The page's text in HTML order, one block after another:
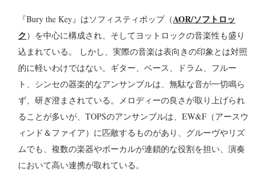
『Bury the Key』はソフィスティポップ（AOR/ソフトロッ
ク ）を中心に構成され、そしてヨットロックの音楽性も盛り
込まれている。 しかし、実際の音楽は表向きの印象とは対照
的に軽いわけではない。ギター、ベース、ドラム、フルー
ト、シンセの器楽的なアンサンブルは、無駄な音が一切鳴ら
ず、研ぎ澄まされている。メロディーの良さが取り上げられ
ることが多いが、TOPSのアンサンブルは、EW&F（アースウ
ィンド＆ファイア）に匹敵するものがあり、グルーヴやリズ
ムでも、複数の楽器やボーカルが連鎖的な役割を担い、演奏
において高い連携が取れている。